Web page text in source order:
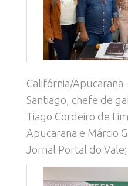
Califórnia/Apucarana
Santiago, chefe de
Tiago Cordeiro de
Apucarana e Márcio
Jornal Portal do Vale;